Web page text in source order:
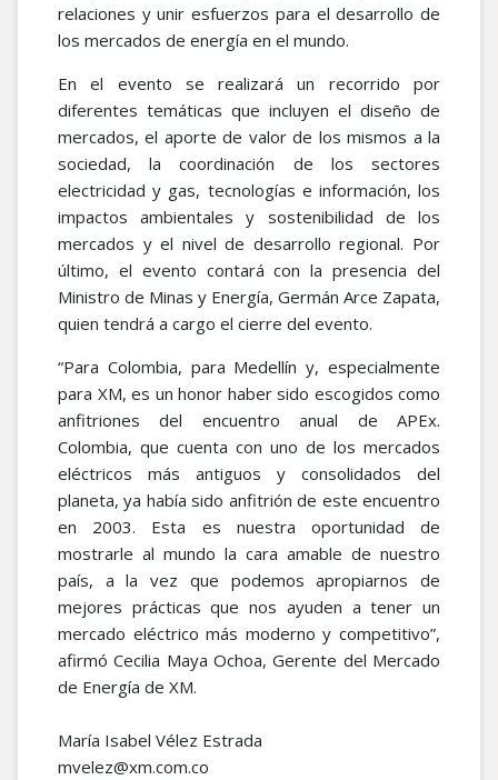
relaciones y unir esfuerzos para el desarrollo de
los mercados de energía en el mundo.
En el evento se realizará un recorrido por
diferentes temáticas que incluyen el diseño de
mercados, el aporte de valor de los mismos a la
sociedad, la coordinación de los sectores
electricidad y gas, tecnologías e información, los
impactos ambientales y sostenibilidad de los
mercados y el nivel de desarrollo regional. Por
último, el evento contará con la presencia del
Ministro de Minas y Energía, Germán Arce Zapata,
quien tendrá a cargo el cierre del evento.
“Para Colombia, para Medellín y, especialmente
para XM, es un honor haber sido escogidos como
anfitriones del encuentro anual de APEx.
Colombia, que cuenta con uno de los mercados
eléctricos más antiguos y consolidados del
planeta, ya había sido anfitrión de este encuentro
en 2003. Esta es nuestra oportunidad de
mostrarle al mundo la cara amable de nuestro
país, a la vez que podemos apropiarnos de
mejores prácticas que nos ayuden a tener un
mercado eléctrico más moderno y competitivo”,
afirmó Cecilia Maya Ochoa, Gerente del Mercado
de Energía de XM.
María Isabel Vélez Estrada
mvelez@xm.com.co